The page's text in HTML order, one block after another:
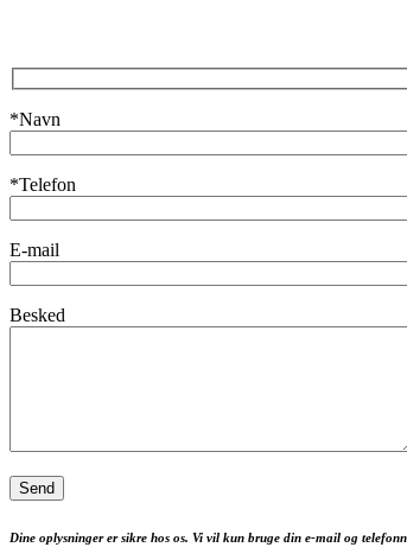
*Navn
*Telefon
E-mail
Besked
Dine oplysninger er sikre hos os. Vi vil kun bruge din e-mail og